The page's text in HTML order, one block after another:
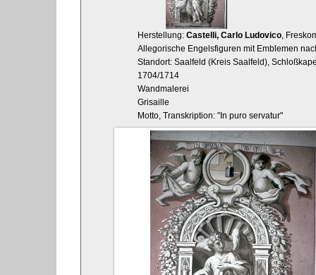
Herstellung: Castelli, Carlo Ludovico,
Allegorische Engelsfiguren mit Emblemen
Standort: Saalfeld (Kreis Saalfeld),
1704/1714
Wandmalerei
Grisaille
Motto, Transkription: "In puro servatur"